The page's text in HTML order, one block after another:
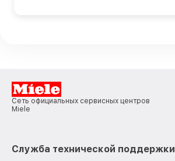
Сеть официальных сервисных центров
Miele
Служба технической поддержки